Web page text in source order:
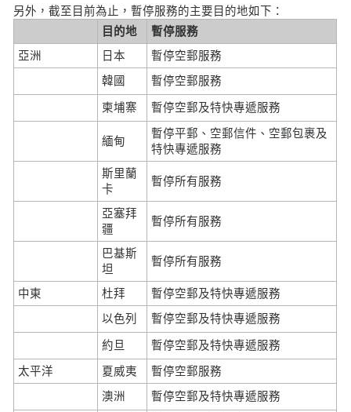
另外，截至目前為止，暫停服務的主要目的地如下：
目的地
暫停服務
亞洲
日本
暫停空郵服務
韓國
暫停空郵服務
柬埔寨 暫停空郵及特快專遞服務
緬甸
暫停平郵、空郵信件、空郵包裹及
特快專遞服務
斯里蘭
卡
暫停所有服務
亞塞拜
疆
暫停所有服務
巴基斯
坦
暫停所有服務
中東 杜拜
暫停空郵及特快專遞服務
以色列
暫停空郵及特快專遞服務
約旦 暫停空郵及特快專遞服務
太平洋 夏威夷
暫停空郵服務
澳洲
暫停空郵及特快專遞服務